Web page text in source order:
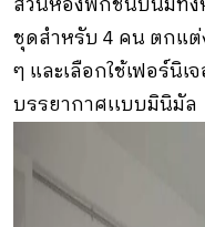
ชุดสำหรับ 4 คน ตกแต่
ๆ และเลือกใช้เฟอร์นิ
บรรยากาศเเบบมินิมัล